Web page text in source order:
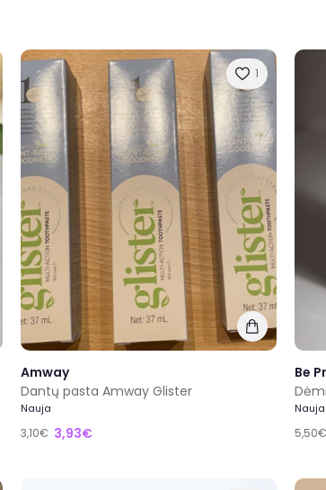
1
Amway
Dantų pasta Amway Glister
Nauja
3,10€ 3,93€
Be
Nauja
5,50€